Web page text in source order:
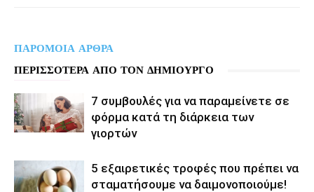
ΠΑΡΟΜΟΙΑ ΑΡΘΡΑ
ΠΕΡΙΣΣΟΤΕΡΑ ΑΠΟ ΤΟΝ ΔΗΜΙΟΥΡΓΟ
7 συμβουλές για να παραμείνετε σε
φόρμα κατά τη διάρκεια των
γιορτών
5 εξαιρετικές τροφές που πρέπει να
σταματήσουμε να δαιμονοποιούμε!